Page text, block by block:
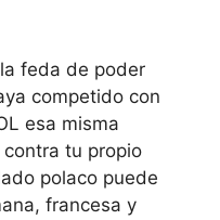
feda de poder
competido con
esa misma
tu propio
polaco puede
francesa y